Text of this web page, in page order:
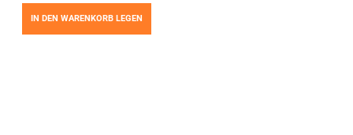
IN DEN WARENKORB LEGEN